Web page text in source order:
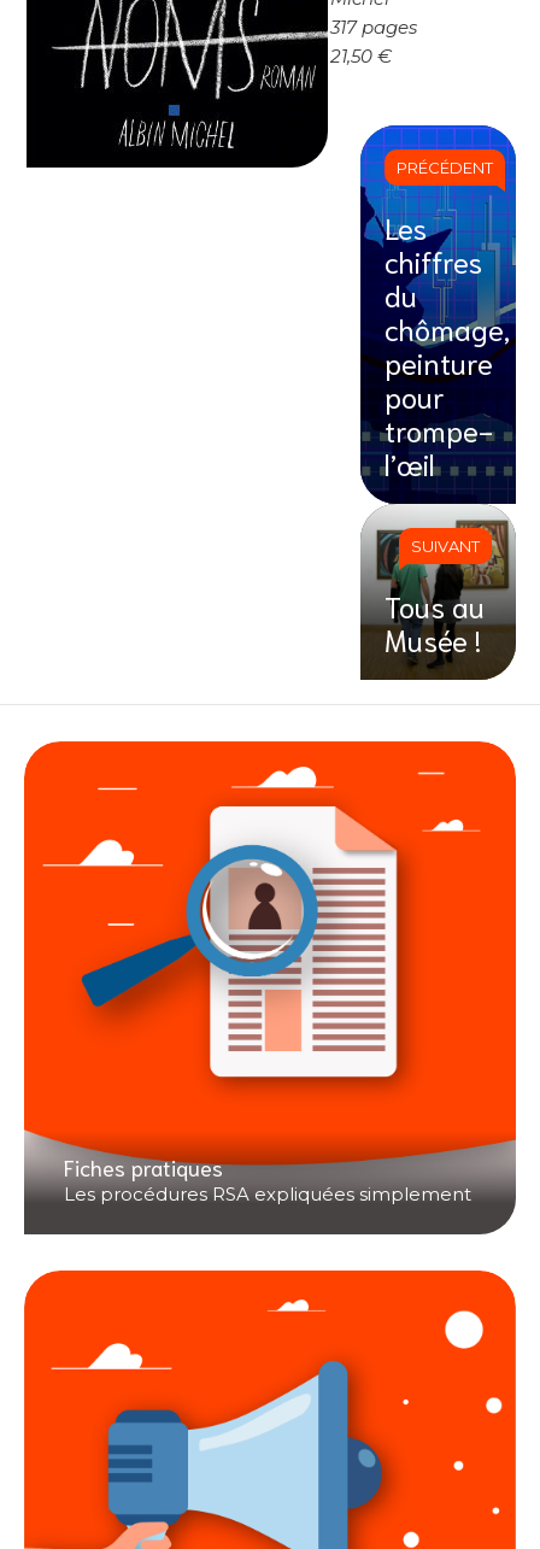
317 pages
21,50 €
PRÉCÉDENT
Les
chiffres
du
chômage,
peinture
pour
trompe-
l’œil
SUIVANT
Tous au
Musée !
Fiches pratiques
Les procédures RSA expliquées simplement